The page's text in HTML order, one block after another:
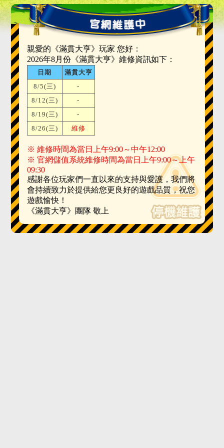
親愛的《滿貫大亨》玩家 您好：
2026年8月份《滿貫大亨》維修資訊如下：
日期
滿貫大亨
8/5(三)
-
8/12(三)
-
8/19(三)
-
8/26(三)
維修
※ 維修時間為當日上午9:00～中午12:00
※ 官網儲值系統維修時間為當日上午9:00～上午
09:30
感謝各位玩家們一直以來的支持與愛護，我們將
會持續致力於提供給您更良好的遊戲品質，祝您
遊戲愉快！
《滿貫大亨》團隊 敬上